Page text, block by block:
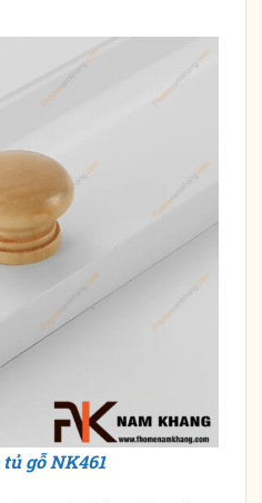
gỗ NK461